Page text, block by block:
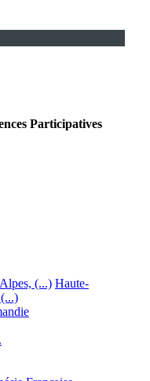
Participatives
(...) Haute-